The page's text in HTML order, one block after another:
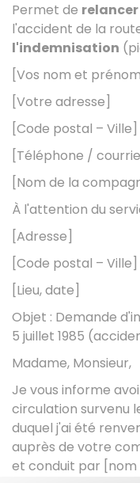
Permet de relancer
l'accident de la
l'indemnisation
[Vos nom et prénom]
[Votre adresse]
[Code postal – Ville]
[Téléphone /
[Nom de la
À l'attention du
[Adresse]
[Code postal – Ville]
[Lieu, date]
Objet : Demande
5 juillet 1985
Madame, Monsieur,
Je vous informe
circulation survenu
duquel j'ai été
auprès de votre
et conduit par [nom